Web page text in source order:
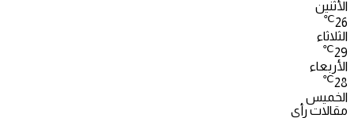
الأثنين
26
℃
الثلاثاء
29
℃
الأربعاء
28
℃
الخميس
مقالات رأي